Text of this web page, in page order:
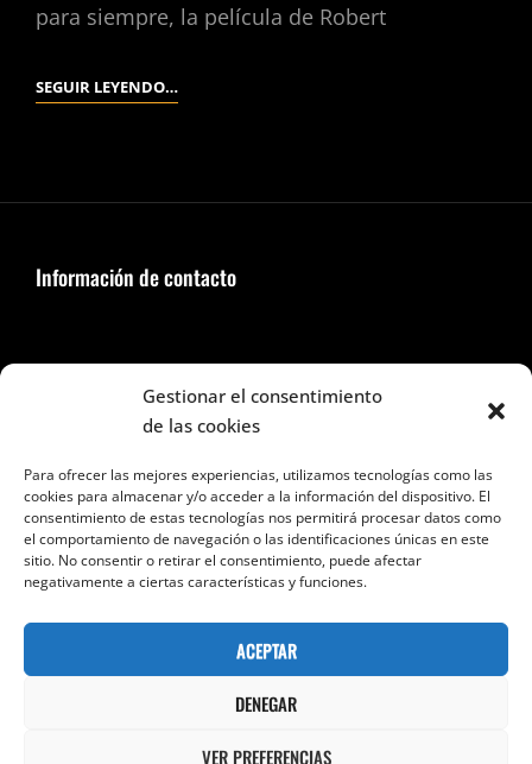
Gestionar el consentimiento
de las cookies
Para ofrecer las mejores experiencias, utilizamos tecnologías como las
cookies para almacenar y/o acceder a la información del dispositivo. El
consentimiento de estas tecnologías nos permitirá procesar datos como
el comportamiento de navegación o las identificaciones únicas en este
sitio. No consentir o retirar el consentimiento, puede afectar
negativamente a ciertas características y funciones.
ACEPTAR
DENEGAR
VER PREFERENCIAS
para siempre, la película de Robert
SEGUIR LEYENDO…MOUCHETTE.
Información de contacto
Seguir en Facebook e Instagram
Categorías